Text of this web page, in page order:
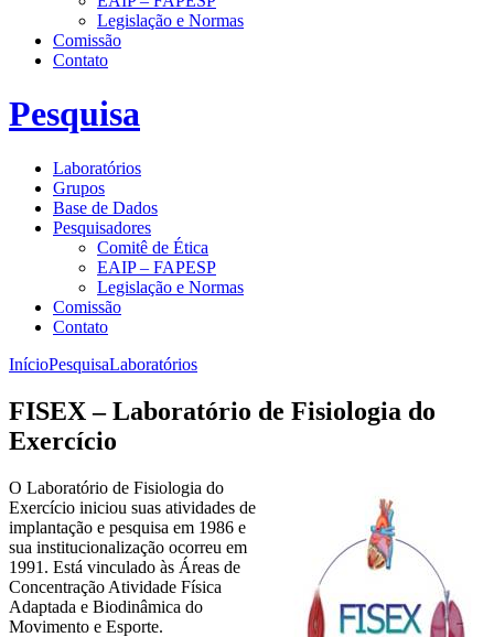
Legislação e Normas
Comissão
Contato
Pesquisa
Laboratórios
Grupos
Base de Dados
Pesquisadores
Comitê de Ética
EAIP – FAPESP
Legislação e Normas
Comissão
Contato
InícioPesquisaLaboratórios
FISEX – Laboratório de Fisiologia do
Exercício
O Laboratório de Fisiologia do
Exercício iniciou suas atividades de
implantação e pesquisa em 1986 e
sua institucionalização ocorreu em
1991. Está vinculado às Áreas de
Concentração Atividade Física
Adaptada e Biodinâmica do
Movimento e Esporte.